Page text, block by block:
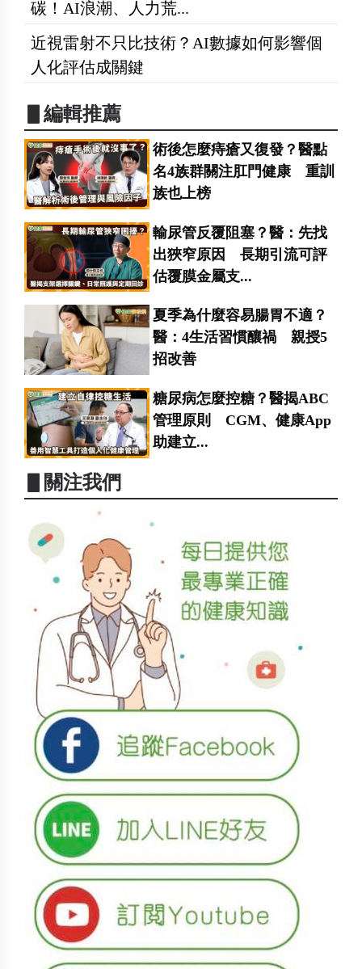
碳！AI浪潮、人力荒...
近視雷射不只比技術？AI數據如何影響個
人化評估成關鍵
▋編輯推薦
術後怎麼痔瘡又復發？醫點
名4族群關注肛門健康 重訓
族也上榜
輸尿管反覆阻塞？醫：先找
出狹窄原因 長期引流可評
估覆膜金屬支...
夏季為什麼容易腸胃不適？
醫：4生活習慣釀禍 親授5
招改善
糖尿病怎麼控糖？醫揭ABC
管理原則 CGM、健康App
助建立...
▋關注我們